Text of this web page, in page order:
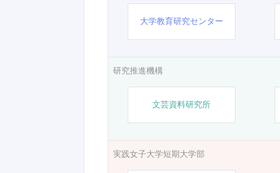
大学教育研究センター
研究推進機構
文芸資料研究所
実践女子大学短期大学部